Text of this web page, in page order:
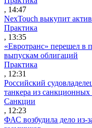
, 14:47
NexTouch выкупит
Практика
, 13:35
«Евротранс» перешел в
выпускам облигаций
Практика
, 12:31
Российский
танкера из санкционных
Санкции
, 12:23
ФАС возбудила дело из-